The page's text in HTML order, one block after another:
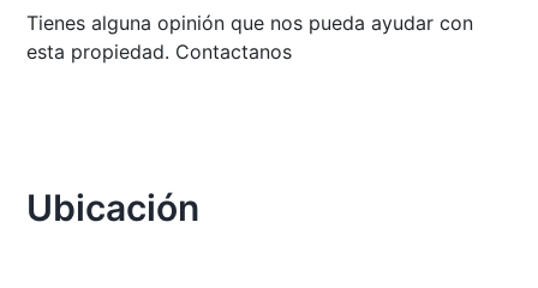
Tienes alguna opinión que nos pueda ayudar con
esta propiedad. Contactanos
Ubicación